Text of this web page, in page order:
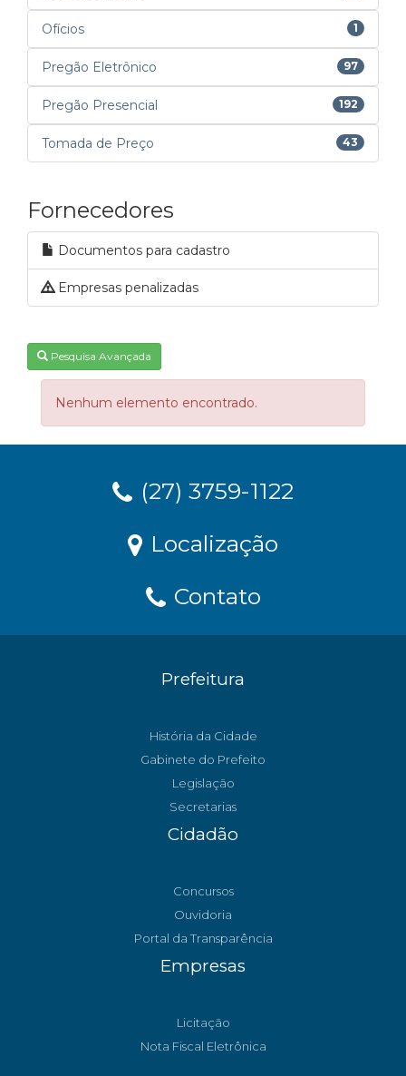
Ofícios 1
Pregão Eletrônico 97
Pregão Presencial 192
Tomada de Preço 43
Fornecedores
Documentos para cadastro
Empresas penalizadas
Pesquisa Avançada
Nenhum elemento encontrado.
(27) 3759-1122
Localização
Contato
Prefeitura
História da Cidade
Gabinete do Prefeito
Legislação
Secretarias
Cidadão
Concursos
Ouvidoria
Portal da Transparência
Empresas
Licitação
Nota Fiscal Eletrônica